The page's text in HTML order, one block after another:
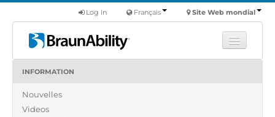
Site Web mondial
Français
Log in
Produits
INFORMATION
Nouvelles
Videos